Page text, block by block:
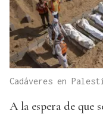
Cadáveres en
A la espera de que